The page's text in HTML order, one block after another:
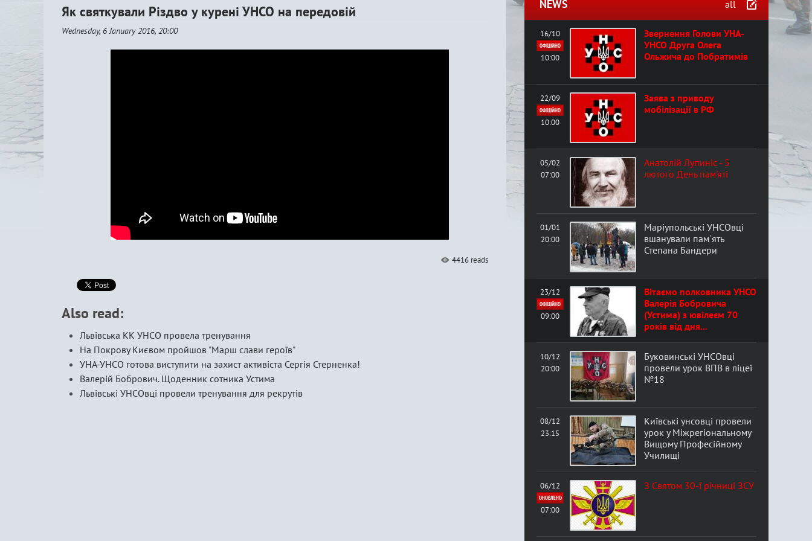
o
r
m
NEWS all
16/10
ОФІЦІЙНО
10:00
Звернення Голови УНА-
УНСО Друга Олега
Ольжича до Побратимів
22/09
ОФІЦІЙНО
10:00
Заява з приводу
мобілізації в РФ
05/02
07:00
Анатолій Лупиніс - 5
лютого День пам'яті
01/01
20:00
Маріупольські УНСОвці
вшанували пам`ять
Степана Бандери
23/12
ОФІЦІЙНО
09:00
Вітаємо полковника УНСО
Валерія Бобровича
(Устима) з ювілеєм 70
років від дня...
10/12
20:00
Буковинські УНСОвці
провели урок ВПВ в ліцеї
№18
08/12
23:15
Київські унсовці провели
урок у Міжрегіональному
Вищому Професійному
Училищі
06/12
ОНОВЛЕНО
07:00
З Святом 30-ї річниці ЗСУ
Як святкували Різдво у курені УНСО на передовій
Wednesday, 6 January 2016, 20:00
4416 reads
Also read:
Львівська КК УНСО провела тренування
На Покрову Києвом пройшов "Марш слави героїв"
УНА-УНСО готова виступити на захист активіста Сергія Стерненка!
Валерій Бобрович. Щоденник сотника Устима
Львівські УНСОвці провели тренування для рекрутів